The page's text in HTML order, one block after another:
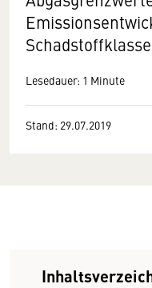
Lesedauer: 1 Minute
Stand: 29.07.2019